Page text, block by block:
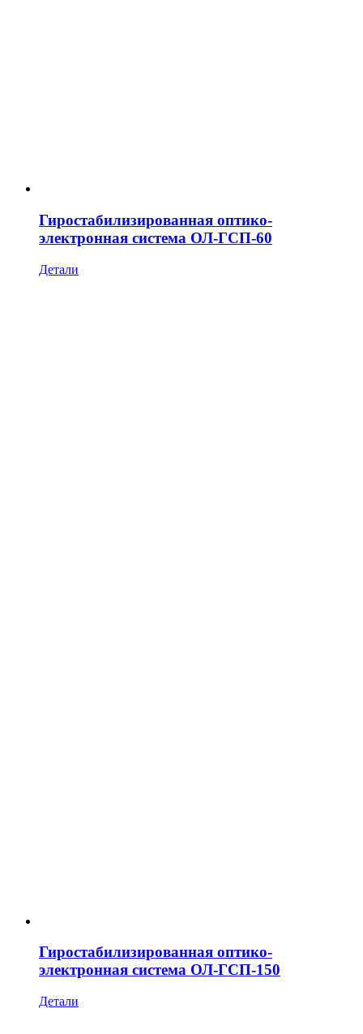
Гиростабилизированная оптико-
электронная система ОЛ-ГСП-60
Детали
Гиростабилизированная оптико-
электронная система ОЛ-ГСП-150
Детали